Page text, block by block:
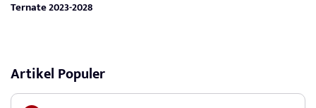
Ternate 2023-2028
Artikel Populer